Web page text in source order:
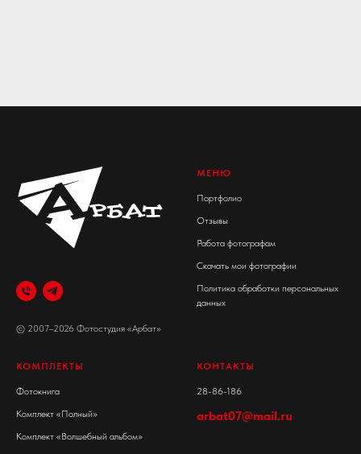
© 2007–2026 Фотостудия «Арбат»
МЕНЮ
Портфолио
Отзывы
Работа фотографам
Скачать мои фотографии
Политика обработки персональных
данных
КОМПЛЕКТЫ
Фотокнига
Комплект «Полный»
Комплект «Волшебный альбом»
КОНТАКТЫ
28-86-186
arbat07@mail.ru